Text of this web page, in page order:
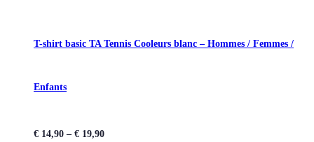
T-shirt basic TA Tennis Cooleurs blanc – Hommes / Femmes /
Enfants
€ 14,90 – € 19,90